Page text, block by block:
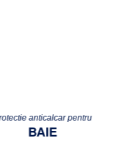
anticalcar pentru
BAIE